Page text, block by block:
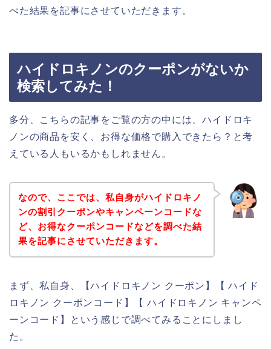
べた結果を記事にさせていただきます。
ハイドロキノンのクーポンがないか
検索してみた！
多分、こちらの記事をご覧の方の中には、ハイドロキ
ノンの商品を安く、お得な価格で購入できたら？と考
えている人もいるかもしれません。
なので、ここでは、私自身がハイドロキノ
ンの割引クーポンやキャンペーンコードな
ど、お得なクーポンコードなどを調べた結
果を記事にさせていただきます。
まず、私自身、【ハイドロキノン クーポン】【 ハイド
ロキノン クーポンコード】【 ハイドロキノン キャンペ
ーンコード】という感じで調べてみることにしまし
た。